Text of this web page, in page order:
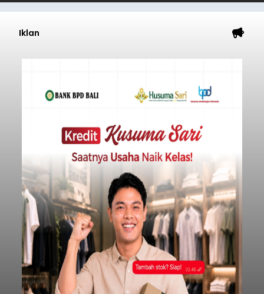
Iklan
Sempat Cekcok dengan Istri,
Pria Asal Pemogan Ditemukan
Tak Bernyawa di Pantai
Purnama
balitribune.co.id I Gianyar -
Lingkungan Dalem, Pemogan, Denpasar Selatan,
Kota Denpasar, yang diketahui bernama I Kadek
Dedi Wiranata (35), ditemukan tidak bernyawa di
pesisir Pantai Purnama, Sukawati.
Sebelum ditemukan meninggal dunia, korban
sempat memberitahukan lokasi terakhirnya
melalui pesan singkat WhatsApp dan juga
mengirimkan foto dua botol pembersih lantai ke
istrinya.